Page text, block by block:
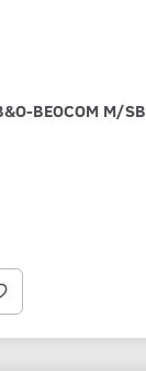
BEOCOM M/SB